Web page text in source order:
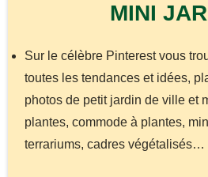
MINI
Sur le célèbre Pinterest vous
toutes les tendances et idées,
photos de petit jardin de ville et
plantes, commode à plantes,
terrariums, cadres végétalisés…